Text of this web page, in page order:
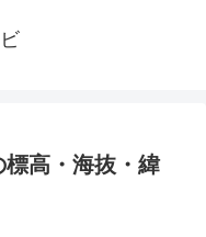
高・海抜・緯